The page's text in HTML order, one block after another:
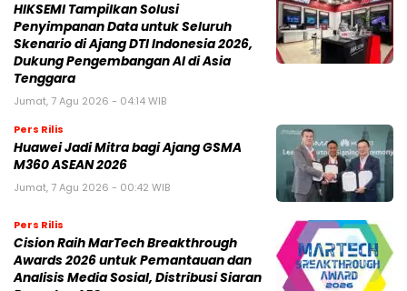
HIKSEMI Tampilkan Solusi
Penyimpanan Data untuk Seluruh
Skenario di Ajang DTI Indonesia 2026,
Dukung Pengembangan AI di Asia
Tenggara
Jumat, 7 Agu 2026 - 04:14 WIB
Pers Rilis
Huawei Jadi Mitra bagi Ajang GSMA
M360 ASEAN 2026
Jumat, 7 Agu 2026 - 00:42 WIB
Pers Rilis
Cision Raih MarTech Breakthrough
Awards 2026 untuk Pemantauan dan
Analisis Media Sosial, Distribusi Siaran